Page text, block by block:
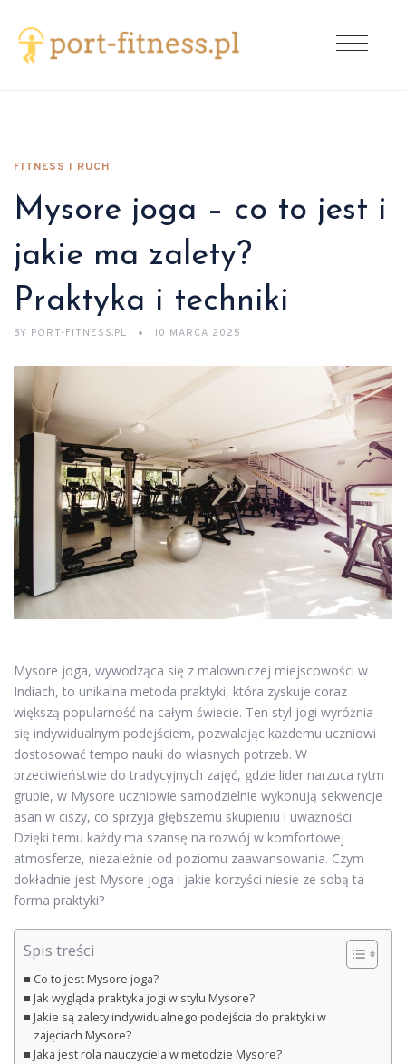
FITNESS I RUCH
Mysore joga – co to jest i
jakie ma zalety?
Praktyka i techniki
BY PORT-FITNESS.PL 10 MARCA 2025
Mysore joga, wywodząca się z malowniczej miejscowości w
Indiach, to unikalna metoda praktyki, która zyskuje coraz
większą popularność na całym świecie. Ten styl jogi wyróżnia
się indywidualnym podejściem, pozwalając każdemu uczniowi
dostosować tempo nauki do własnych potrzeb. W
przeciwieństwie do tradycyjnych zajęć, gdzie lider narzuca rytm
grupie, w Mysore uczniowie samodzielnie wykonują sekwencje
asan w ciszy, co sprzyja głębszemu skupieniu i uważności.
Dzięki temu każdy ma szansę na rozwój w komfortowej
atmosferze, niezależnie od poziomu zaawansowania. Czym
dokładnie jest Mysore joga i jakie korzyści niesie ze sobą ta
forma praktyki?
Spis treści
Co to jest Mysore joga?
Jak wygląda praktyka jogi w stylu Mysore?
Jakie są zalety indywidualnego podejścia do praktyki w
zajęciach Mysore?
Jaka jest rola nauczyciela w metodzie Mysore?